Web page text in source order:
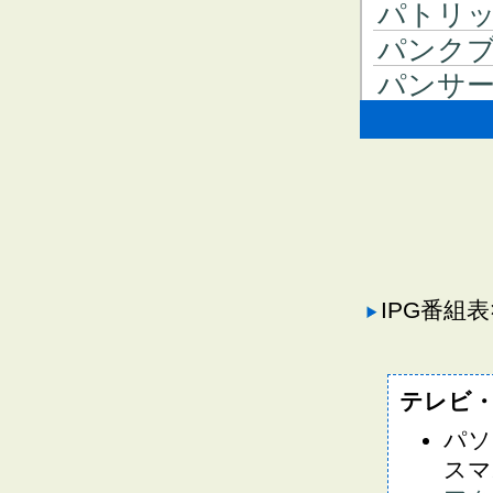
パトリ
パンク
パンサ
IPG番組
テレビ
パ
ス